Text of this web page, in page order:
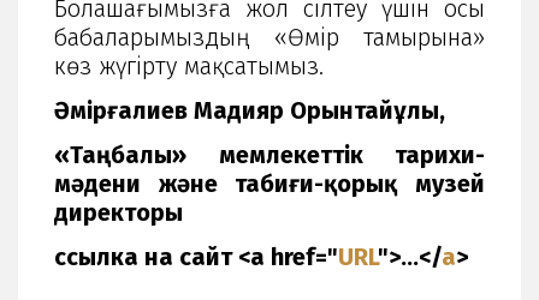
Болашағымызға жол сілтеу үшін осы
бабаларымыздың «Өмір тамырына»
көз жүгірту мақсатымыз.
Әмірғалиев Мадияр Орынтайұлы,
«Таңбалы» мемлекеттік тарихи-
мәдени және табиғи-қорық музей
директоры
ссылка на сайт <a href="URL">...</a>